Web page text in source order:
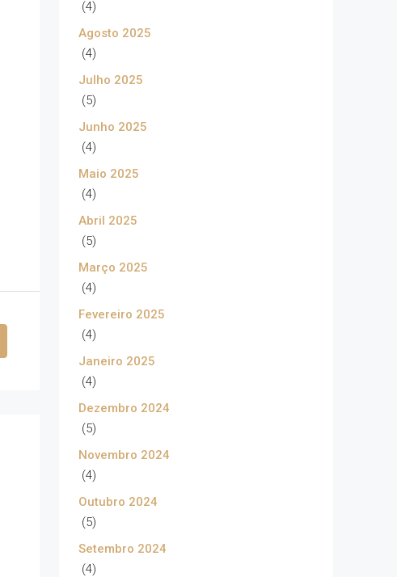
(4)
Agosto 2025
(4)
Julho 2025
(5)
Junho 2025
(4)
Maio 2025
(4)
Abril 2025
(5)
Março 2025
(4)
Fevereiro 2025
(4)
Janeiro 2025
(4)
Dezembro 2024
(5)
Novembro 2024
(4)
Outubro 2024
(5)
Setembro 2024
(4)